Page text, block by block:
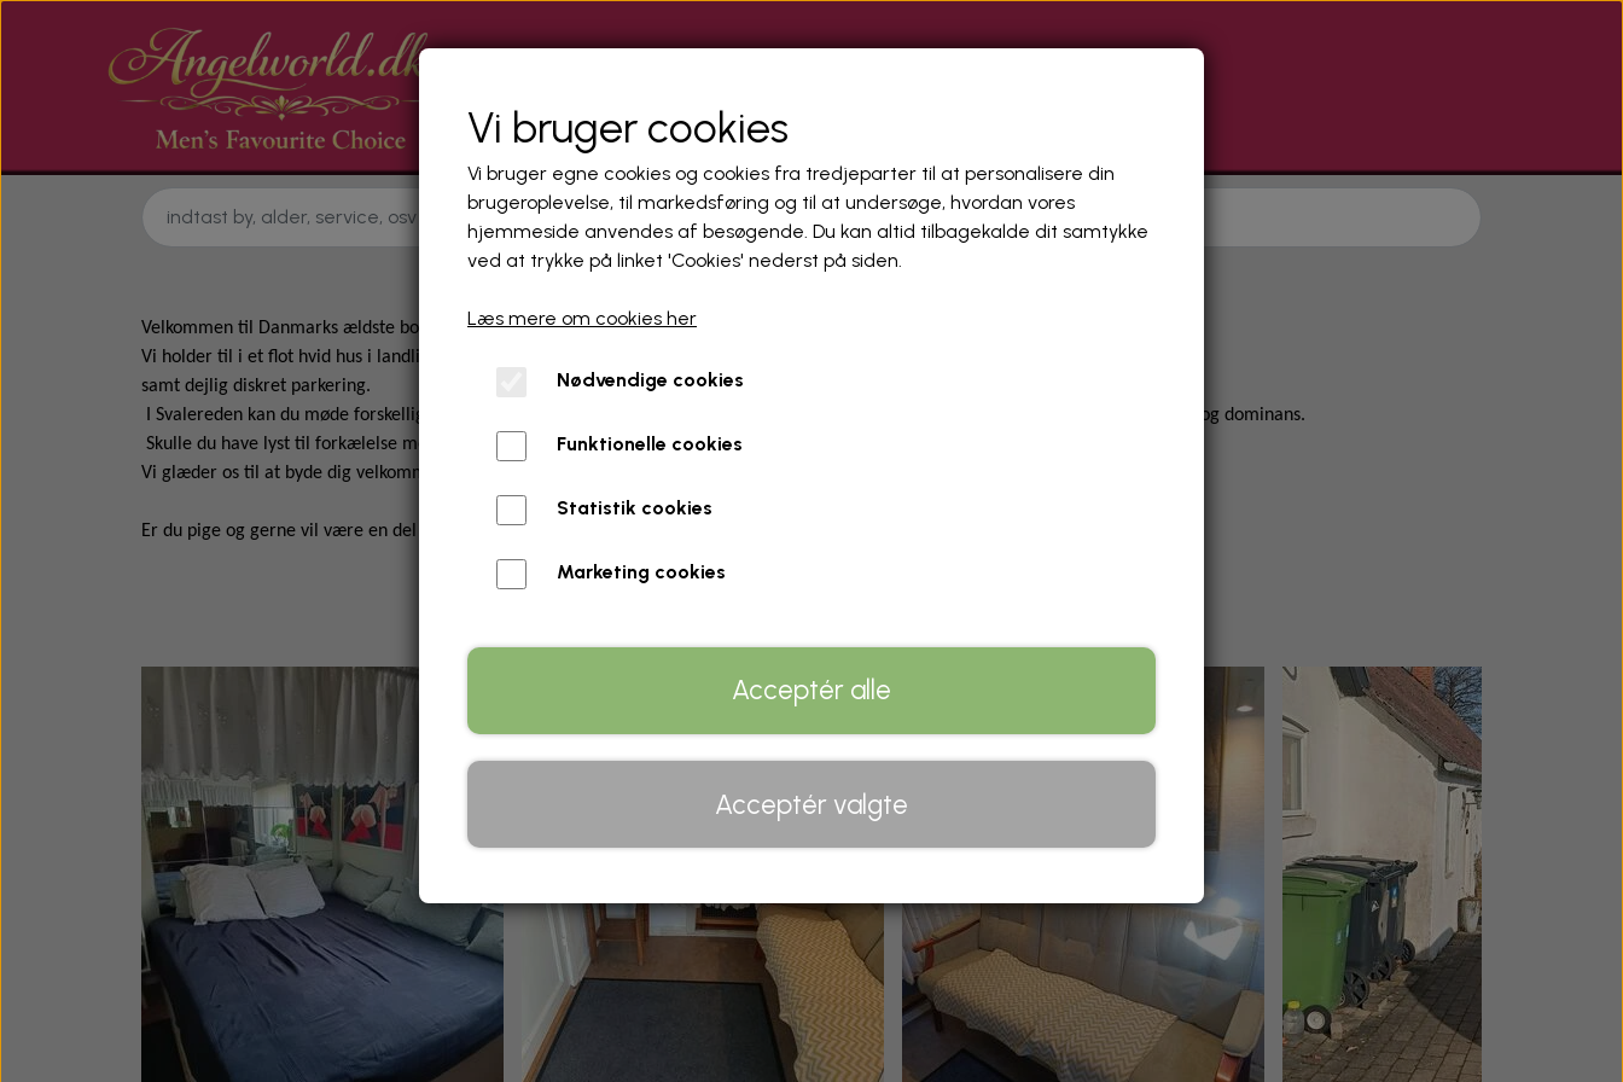
Velkommen til Danmarks ældste bordel, Svalereden.
Vi holder til i et flot hvid hus i landlige omgivelser mellem Holstebro og Viborg. Stedet er i retrostilen og vi kan tilbyde bad før og efter
samt dejlig diskret parkering.
I Svalereden kan du møde forskellige danske piger der hver især giver dig en dejlig oplevelse, lige fra kærestesex til verbal ydmygelse og dominans.
Skulle du have lyst til forkælelse med en fræk pige så ring til huset tlf og hør hvem du kan møde idag på
Vi glæder os til at byde dig velkommen
Er du pige og gerne vil være en del af Svalereden så kontakt Ulla på
Vi bruger cookies
Vi bruger egne cookies og cookies fra tredjeparter til at personalisere din
brugeroplevelse, til markedsføring og til at undersøge, hvordan vores
hjemmeside anvendes af besøgende. Du kan altid tilbagekalde dit samtykke
ved at trykke på linket 'Cookies' nederst på siden.
Læs mere om cookies her
Nødvendige cookies
Funktionelle cookies
Statistik cookies
Marketing cookies
Acceptér alle
Acceptér valgte